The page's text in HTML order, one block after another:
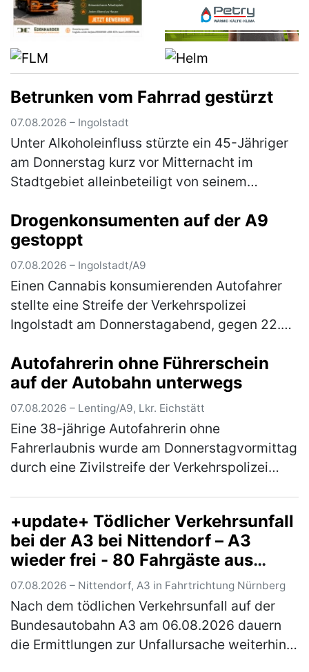
Betrunken vom Fahrrad gestürzt
07.08.2026 – Ingolstadt
Unter Alkoholeinfluss stürzte ein 45-Jähriger
am Donnerstag kurz vor Mitternacht im
Stadtgebiet alleinbeteiligt von seinem
Frühlingstraße in Richtung Schloßlände.…
(mehr)
Drogenkonsumenten auf der A9
gestoppt
07.08.2026 – Ingolstadt/A9
Einen Cannabis konsumierenden Autofahrer
stellte eine Streife der Verkehrspolizei
Ingolstadt am Donnerstagabend, gegen 22.30
befindliche 21-jährige Itali…(mehr)
Autofahrerin ohne Führerschein
auf der Autobahn unterwegs
07.08.2026 – Lenting/A9, Lkr. Eichstätt
Eine 38-jährige Autofahrerin ohne
Fahrerlaubnis wurde am Donnerstagvormittag
durch eine Zivilstreife der Verkehrspolizei
(mehr)
+update+ Tödlicher Verkehrsunfall
bei der A3 bei Nittendorf – A3
wieder frei - 80 Fahrgäste aus
Zügen evakuiert
07.08.2026 – Nittendorf, A3 in Fahrtrichtung Nürnberg
Nach dem tödlichen Verkehrsunfall auf der
Bundesautobahn A3 am 06.08.2026 dauern
die Ermittlungen zur Unfallursache weiterhin